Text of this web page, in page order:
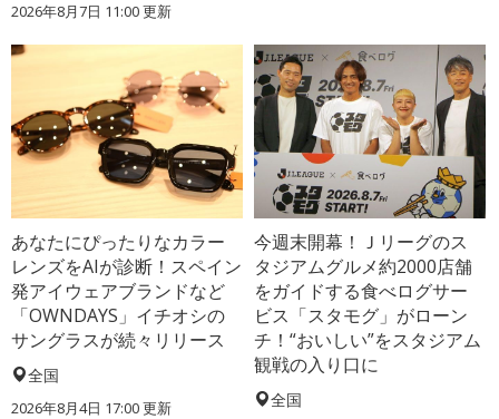
2026年8月7日 11:00更新
あなたにぴったりなカラー
レンズをAIが診断！スペイン
発アイウェアブランドなど
「OWNDAYS」イチオシの
サングラスが続々リリース
全国
2026年8月4日 17:00更新
今週末開幕！Ｊリーグのス
タジアムグルメ約2000店舗
をガイドする食べログサー
ビス「スタモグ」がローン
チ！“おいしい”をスタジアム
観戦の入り口に
全国